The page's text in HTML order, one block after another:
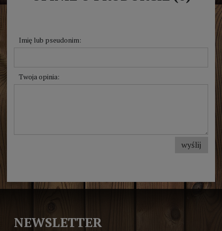
Imię lub pseudonim:
Twoja opinia:
wyślij
NEWSLETTER